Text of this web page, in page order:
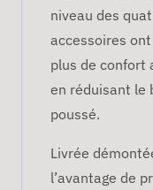
niveau des
accessoires
plus de confort
en réduisant le
poussé.
Livrée
l’avantage de